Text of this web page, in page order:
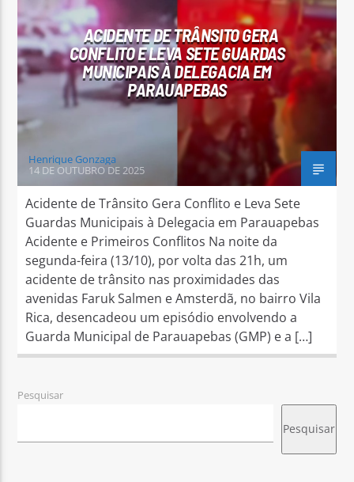
Arara Azul FM
ACIDENTE DE TRÂNSITO GERA
CONFLITO E LEVA SETE GUARDAS
MUNICIPAIS À DELEGACIA EM
PARAUAPEBAS
Henrique Gonzaga
14 DE OUTUBRO DE 2025
Acidente de Trânsito Gera Conflito e Leva Sete
Guardas Municipais à Delegacia em Parauapebas
Acidente e Primeiros Conflitos Na noite da
segunda-feira (13/10), por volta das 21h, um
acidente de trânsito nas proximidades das
avenidas Faruk Salmen e Amsterdã, no bairro Vila
Rica, desencadeou um episódio envolvendo a
Guarda Municipal de Parauapebas (GMP) e a […]
Pesquisar
Pesquisar